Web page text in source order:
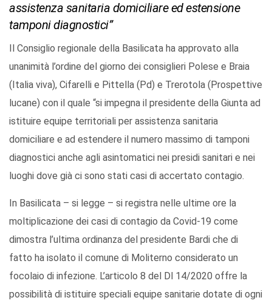
assistenza sanitaria domiciliare ed estensione
tamponi diagnostici”
Il Consiglio regionale della Basilicata ha approvato alla
unanimità l’ordine del giorno dei consiglieri Polese e Braia
(Italia viva), Cifarelli e Pittella (Pd) e Trerotola (Prospettive
lucane) con il quale “si impegna il presidente della Giunta ad
istituire equipe territoriali per assistenza sanitaria
domiciliare e ad estendere il numero massimo di tamponi
diagnostici anche agli asintomatici nei presidi sanitari e nei
luoghi dove già ci sono stati casi di accertato contagio.
In Basilicata – si legge – si registra nelle ultime ore la
moltiplicazione dei casi di contagio da Covid-19 come
dimostra l’ultima ordinanza del presidente Bardi che di
fatto ha isolato il comune di Moliterno considerato un
focolaio di infezione. L’articolo 8 del Dl 14/2020 offre la
possibilità di istituire speciali equipe sanitarie dotate di ogni